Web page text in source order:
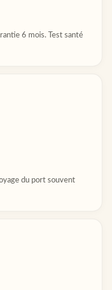
6 mois. Test santé
du port souvent